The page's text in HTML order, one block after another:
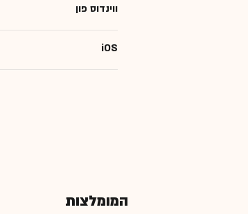
ווינדוס פון
iOS
המומלצות